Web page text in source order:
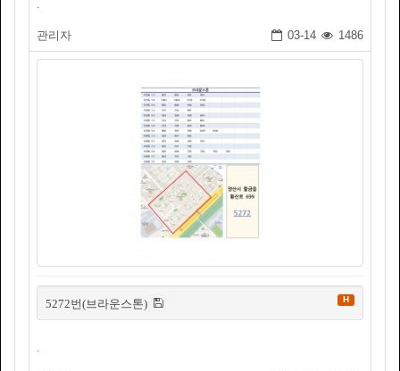
.
관리자 03-14 1486
5272번(브라운스톤) H
.